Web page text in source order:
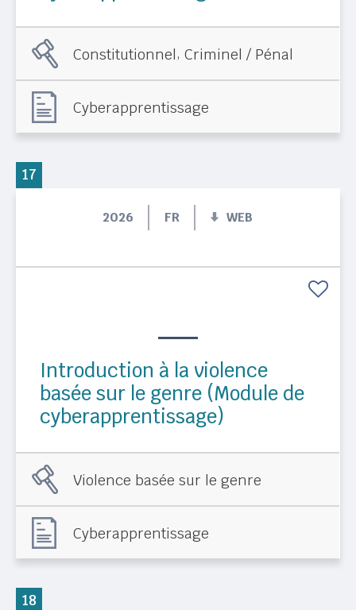
Constitutionnel,Criminel / Pénal
Cyberapprentissage
2026 FR WEB
Introduction à la violence
basée sur le genre (Module de
cyberapprentissage)
Violence basée sur le genre
Cyberapprentissage
17
18